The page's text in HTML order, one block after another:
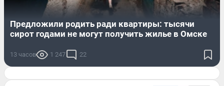
Предложили родить ради квартиры: тысячи
сирот годами не могут получить жилье в Омске
13 часов 1 247 22